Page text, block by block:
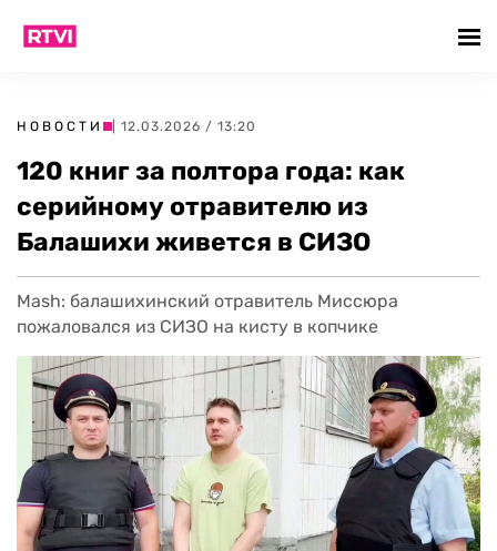
НОВОСТИ | 12.03.2026 / 13:20
120 книг за полтора года: как
серийному отравителю из
Балашихи живется в СИЗО
Mash: балашихинский отравитель Миссюра
пожаловался из СИЗО на кисту в копчике